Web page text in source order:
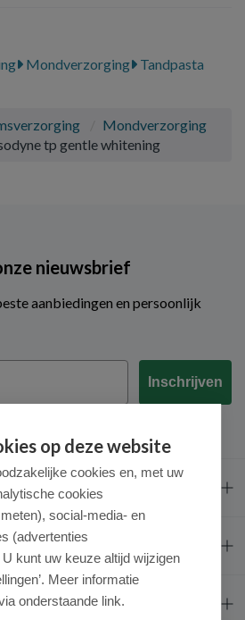
Mondverzorging
Tandpasta
Mondverzorging
tp gentle whitening
nieuwsbrief
aanbiedingen en persoonlijk
Inschrijven
op deze website
cookies en, met uw
cookies
social-media- en
(advertenties
kunt uw keuze altijd wijzigen
Meer informatie
onderstaande link.